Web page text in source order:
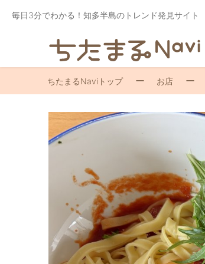
毎日3分でわかる！知多半島のトレンド発見サイト
ちたまるNaviトップ お店